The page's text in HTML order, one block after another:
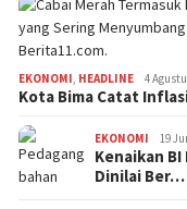
EKONOMI, HEADLINE 4
Kota Bima Catat
EKONOMI 19
Kenaikan
Dinilai Ber…